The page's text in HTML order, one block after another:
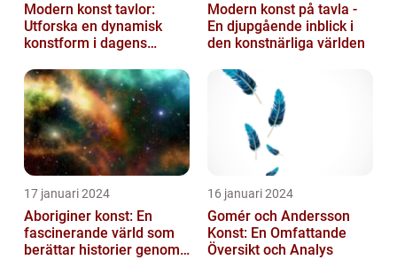
Modern konst tavlor:
Utforska en dynamisk
konstform i dagens
Modern konst på tavla -
En djupgående inblick i
den konstnärliga världen
17 januari 2024
Aboriginer konst: En
fascinerande värld som
berättar historier genom
16 januari 2024
Gomér och Andersson
Konst: En Omfattande
Översikt och Analys